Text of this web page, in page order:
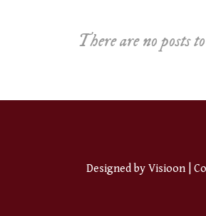
There are no posts
Designed by Visioon|